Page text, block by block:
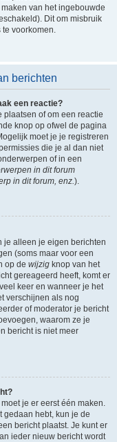
van het ingebouwde
Dit om misbruik
voorkomen.
berichten
een reactie?
plaatsen of om een reactie
knop op ofwel de pagina
moet je je registreren
die je al dan niet
of in een
in dit forum
in dit forum, enz.).
je alleen je eigen berichten
(soms maar voor een
op de wijzig knop van het
gereageerd heeft, komt er
keer en wanneer je het
verschijnen als nog
of moderator je bericht
waarom ze je
bericht is niet meer
je er eerst één maken.
gedaan hebt, kun je de
bericht plaatst. Je kunt er
ieder nieuw bericht wordt